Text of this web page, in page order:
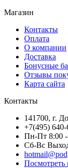
Магазин
Контакты
Оплата
О компании
Доставка
Бонусные
Отзывы
Карта сайта
Контакты
141700, г.
+7(495)
Пн-Пт 8:00 -
Сб-Вс
Посмотреть